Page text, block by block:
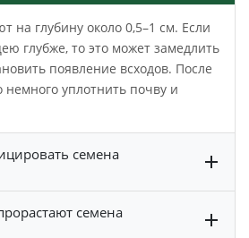
на глубину около 0,5–1 см. Если
глубже, то это может замедлить
появление всходов. После
уплотнить почву и
семена
семена